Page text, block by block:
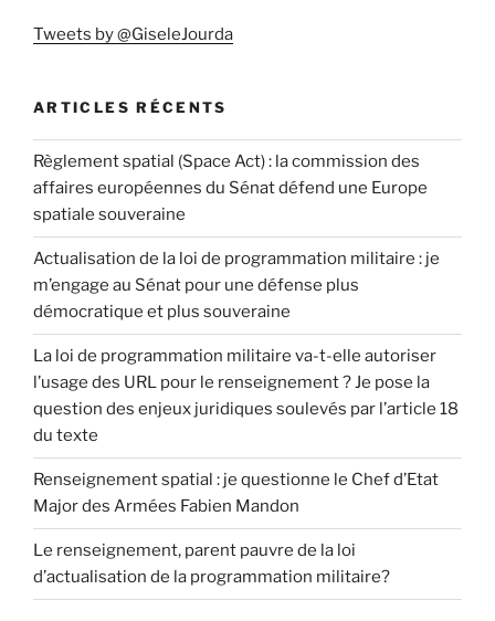
Tweets by @GiseleJourda
ARTICLES RÉCENTS
Règlement spatial (Space Act) : la commission des
affaires européennes du Sénat défend une Europe
spatiale souveraine
Actualisation de la loi de programmation militaire : je
m’engage au Sénat pour une défense plus
démocratique et plus souveraine
La loi de programmation militaire va-t-elle autoriser
l’usage des URL pour le renseignement ? Je pose la
question des enjeux juridiques soulevés par l’article 18
du texte
Renseignement spatial : je questionne le Chef d’Etat
Major des Armées Fabien Mandon
Le renseignement, parent pauvre de la loi
d’actualisation de la programmation militaire?